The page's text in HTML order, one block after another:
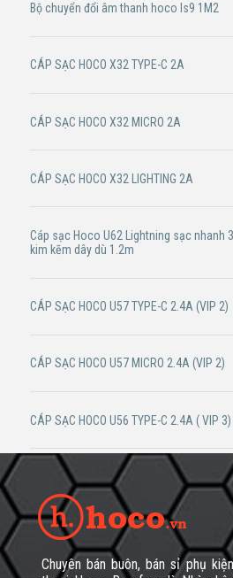
Bộ chuyển đổi âm thanh hoco ls9 1M2
CÁP SẠC HOCO X32 TYPE-C 2A
CÁP SẠC HOCO X32 MICRO 2A
CÁP SẠC HOCO X32 LIGHTING 2A
Cáp sạc Hoco U62 Lightning sạc nhanh
kim kẽm dây dù 1.2m
CÁP SẠC HOCO U57 TYPE-C 2.4A (VIP 2)
CÁP SẠC HOCO U57 MICRO 2.4A (VIP 2)
CÁP SẠC HOCO U56 TYPE-C 2.4A ( VIP 3)
Chuyên bán buôn, bán sỉ phụ